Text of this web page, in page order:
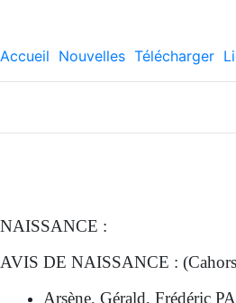
Accueil Nouvelles Télécharger
NAISSANCE :
AVIS DE NAISSANCE :
Arsène, Gérald, Frédéric